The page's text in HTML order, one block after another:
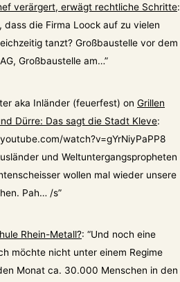
verärgert, erwägt rechtliche Schritte:
dass die Firma Loock auf zu vielen
tanzt? Großbaustelle vor dem
Großbaustelle am…”
aka Inländer (feuerfest) on Grillen
Dürre: Das sagt die Stadt Kleve:
watch?v=gYrNiyPaPP8
und Weltuntergangspropheten
wollen mal wieder unsere
Pah… /s”
Rhein-Metall?: “Und noch eine
möchte nicht unter einem Regime
Monat ca. 30.000 Menschen in den